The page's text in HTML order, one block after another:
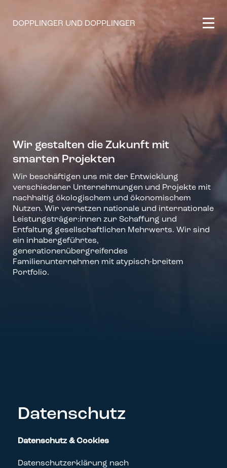
DOPPLINGER UND DOPPLINGER
Wir gestalten die Zukunft mit
smarten Projekten
Wir beschäftigen uns mit der Entwicklung
verschiedener Unternehmungen und Projekte mit
nachhaltig ökologischem und ökonomischem
Nutzen. Wir vernetzen nationale und internationale
Leistungsträger:innen zur Schaffung und
Entfaltung gesellschaftlichen Mehrwerts. Wir sind
ein inhabergeführtes,
generationenübergreifendes
Familienunternehmen mit atypisch-breitem
Portfolio.
Datenschutz
Datenschutz & Cookies
Datenschutzerklärung nach